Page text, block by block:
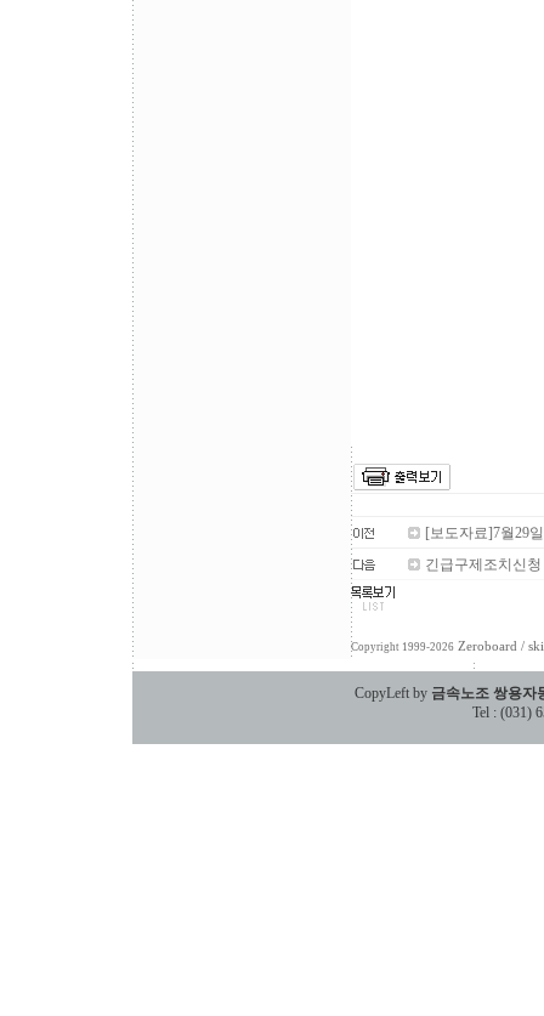
[보도자료]7월29
긴급구제조치신청
Copyright 1999-2026 Zeroboard /
CopyLeft by 금속노조 쌍용자
Tel : (031)